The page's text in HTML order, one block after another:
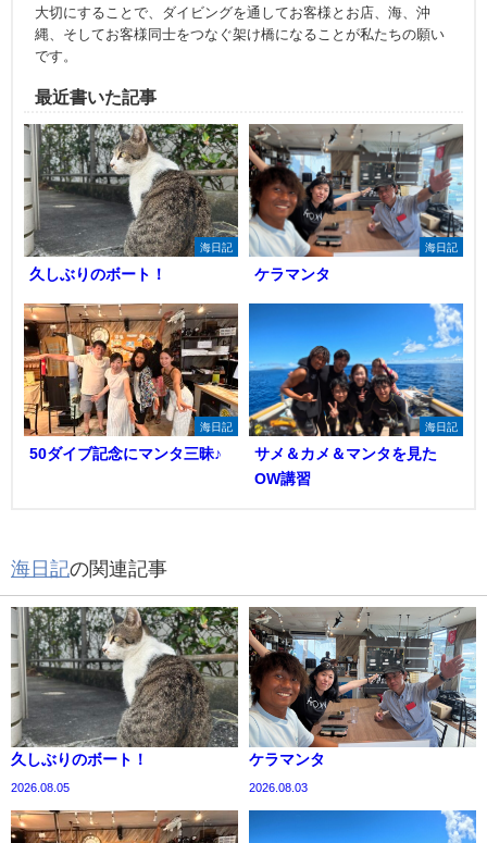
大切にすることで、ダイビングを通してお客様とお店、海、沖
縄、そしてお客様同士をつなぐ架け橋になることが私たちの願い
です。
最近書いた記事
海日記
久しぶりのボート！
海日記
ケラマンタ
海日記
50ダイブ記念にマンタ三昧♪
海日記
サメ＆カメ＆マンタを見た
OW講習
海日記の関連記事
久しぶりのボート！
2026.08.05
ケラマンタ
2026.08.03